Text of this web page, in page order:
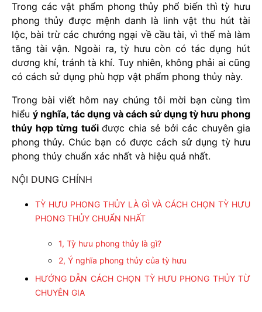
Trong các vật phẩm phong thủy phổ biến thì tỳ hưu
phong thủy được mệnh danh là linh vật thu hút tài
lộc, bài trừ các chướng ngại về cầu tài, vì thế mà làm
tăng tài vận. Ngoài ra, tỳ hưu còn có tác dụng hút
dương khí, tránh tà khí. Tuy nhiên, không phải ai cũng
có cách sử dụng phù hợp vật phẩm phong thủy này.
Trong bài viết hôm nay chúng tôi mời bạn cùng tìm
hiểu ý nghĩa, tác dụng và cách sử dụng tỳ hưu phong
thủy hợp từng tuổi được chia sẻ bởi các chuyên gia
phong thủy. Chúc bạn có được cách sử dụng tỳ hưu
phong thủy chuẩn xác nhất và hiệu quả nhất.
NỘI DUNG CHÍNH
TỲ HƯU PHONG THỦY LÀ GÌ VÀ CÁCH CHỌN TỲ HƯU
PHONG THỦY CHUẨN NHẤT
1, Tỳ hưu phong thủy là gì?
2, Ý nghĩa phong thủy của tỳ hưu
HƯỚNG DẪN CÁCH CHỌN TỲ HƯU PHONG THỦY TỪ
CHUYÊN GIA